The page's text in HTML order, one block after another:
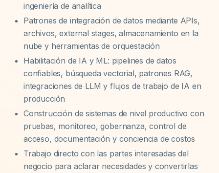
ingeniería de analítica
Patrones de integración de datos mediante APIs,
archivos, external stages, almacenamiento en la
nube y herramientas de orquestación
Habilitación de IA y ML: pipelines de datos
confiables, búsqueda vectorial, patrones RAG,
integraciones de LLM y flujos de trabajo de IA en
producción
Construcción de sistemas de nivel productivo con
pruebas, monitoreo, gobernanza, control de
acceso, documentación y conciencia de costos
Trabajo directo con las partes interesadas del
negocio para aclarar necesidades y convertirlas